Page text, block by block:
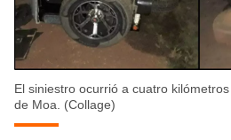
El siniestro ocurrió a cuatro
de Moa. (Collage)